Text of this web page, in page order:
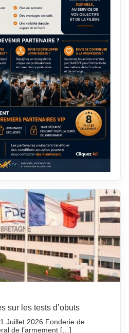
sur les tests d’obuts
Juillet 2026 Fonderie de
de l’armement […]